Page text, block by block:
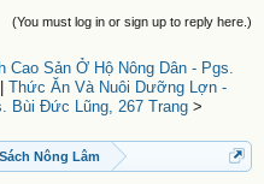
(You must log in or sign up to reply here.)
Cao Sản Ở Hộ Nông Dân - Pgs.
Thức Ăn Và Nuôi Dưỡng Lợn -
Bùi Đức Lũng, 267 Trang >
Nông Lâm